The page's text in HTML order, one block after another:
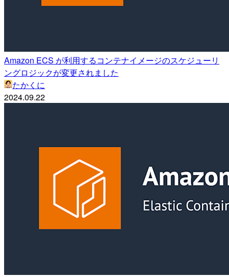
Amazon ECS が利用するコンテナイメージのスケジューリ
ングロジックが変更されました
たかくに
2024.09.22